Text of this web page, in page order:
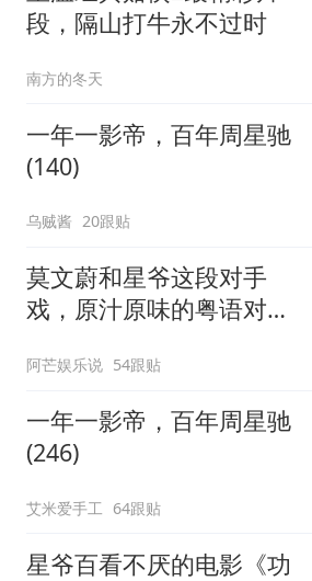
段，隔山打牛永不过时
南方的冬天
一年一影帝，百年周星驰
(140)
乌贼酱 20跟贴
莫文蔚和星爷这段对手
戏，原汁原味的粤语对
魅力！
阿芒娱乐说 54跟贴
一年一影帝，百年周星驰
(246)
艾米爱手工 64跟贴
星爷百看不厌的电影《功